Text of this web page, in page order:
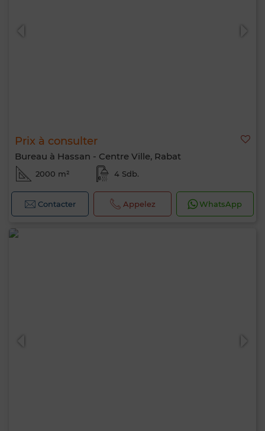
Prix à consulter
Bureau à Hassan - Centre Ville, Rabat
2000 m² 4 Sdb.
Contacter Appelez WhatsApp